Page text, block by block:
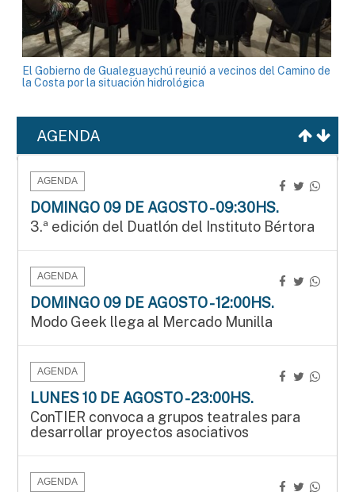
El Gobierno de Gualeguaychú reunió a vecinos del Camino de
la Costa por la situación hidrológica
AGENDA
AGENDA
DOMINGO 09 DE AGOSTO - 09:30HS.
3.ª edición del Duatlón del Instituto Bértora
AGENDA
DOMINGO 09 DE AGOSTO - 12:00HS.
Modo Geek llega al Mercado Munilla
AGENDA
LUNES 10 DE AGOSTO - 23:00HS.
ConTIER convoca a grupos teatrales para
desarrollar proyectos asociativos
AGENDA